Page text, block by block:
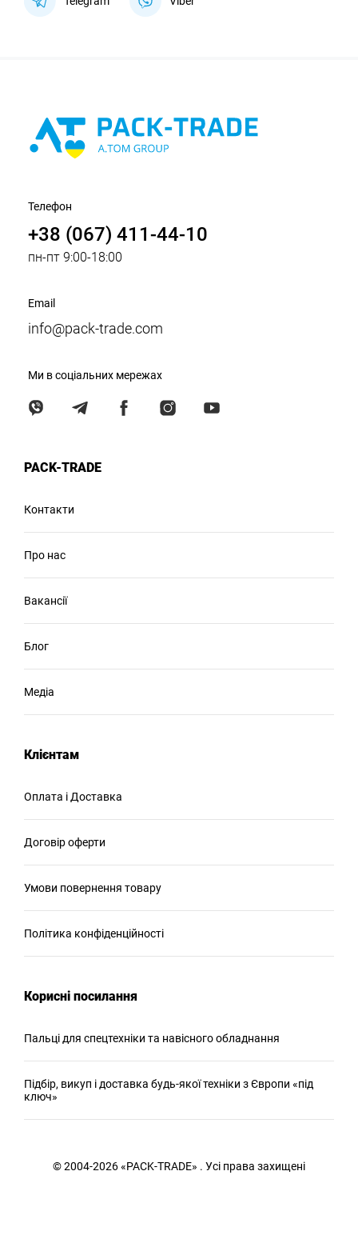
Телефон
+38 (067) 411-44-10
пн-пт 9:00-18:00
Email
info@pack-trade.com
Ми в соціальних мережах
PACK-TRADE
Контакти
Про нас
Вакансії
Блог
Медіа
Клієнтам
Оплата і Доставка
Договір оферти
Умови повернення товару
Політика конфіденційності
Корисні посилання
Пальці для спецтехніки та навісного обладнання
Підбір, викуп і доставка будь-якої техніки з Європи «під
ключ»
© 2004-2026 «PACK-TRADE» . Усі права захищені